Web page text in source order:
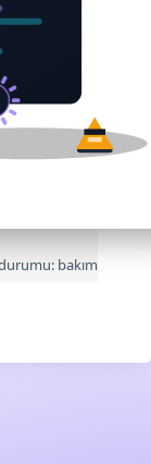
bakım